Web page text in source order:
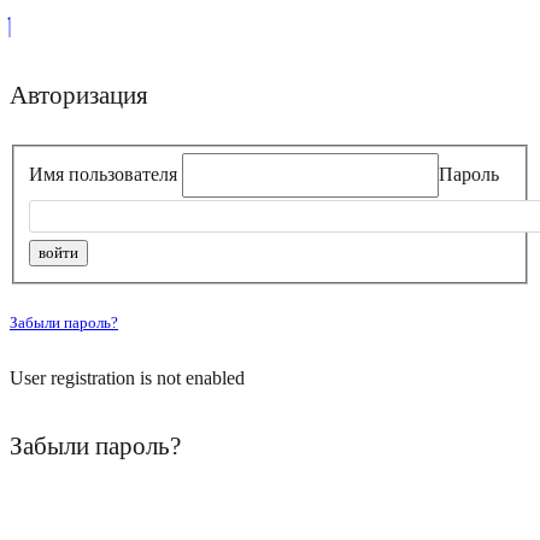
Авторизация
Имя пользователя Пароль
Забыли пароль?
User registration is not enabled
Забыли пароль?